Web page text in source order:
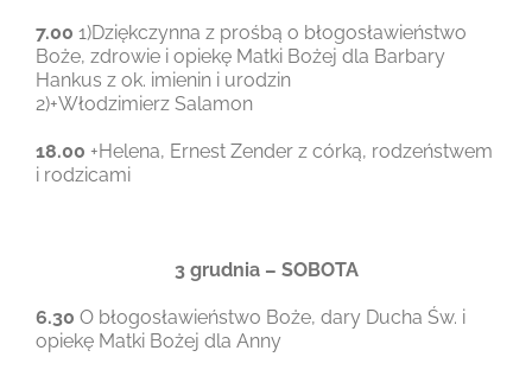
7.00 1)Dziękczynna z prośbą o błogosławieństwo
Boże, zdrowie i opiekę Matki Bożej dla Barbary
Hankus z ok. imienin i urodzin
2)+Włodzimierz Salamon
18.00 +Helena, Ernest Zender z córką, rodzeństwem
i rodzicami
3 grudnia – SOBOTA
6.30 O błogosławieństwo Boże, dary Ducha Św. i
opiekę Matki Bożej dla Anny